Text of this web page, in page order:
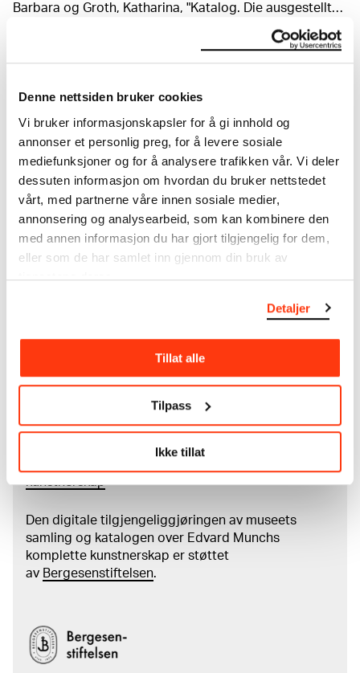
Denne nettsiden bruker cookies
Vi bruker informasjonskapsler for å gi innhold og
annonser et personlig preg, for å levere sosiale
mediefunksjoner og for å analysere trafikken vår. Vi deler
dessuten informasjon om hvordan du bruker nettstedet
vårt, med partnerne våre innen sosiale medier,
annonsering og analysearbeid, som kan kombinere den
med annen informasjon du har gjort tilgjengelig for dem,
eller som de har samlet inn gjennom din bruk av
tjenestene deres.
Detaljer
Tillat alle
Tilpass
Ikke tillat
Barbara og Groth, Katharina, "Katalog. Die ausgestellten
Werke", Edvard Munch – Rätsel hinter der Leinwand,
utst.kat. Kunsthalle Bremen, Bremen 2011, kat.nr. 33, s.
94ff Eggum, Arne, "Munch et le fauvisme", Munch et la
Edvard Munch. Der Lebensfries für Max Reinhardts
Kammerspiele, utst.kat., Nationalgalerie Berlin, 1978,
I verkskatalogen kan du søke i hele Edvard Munchs
kunstnerskap. Verkskatalogen utbedres jevnlig i
samsvar med den nyeste forskningen. Vi tar
forbehold om at feil kan forekomme.
MUNCHs samling består av over 42 000 unike
museumsobjekter, inkludert nærmere 27 000 unike
kunstverk. I tillegg til den ekstraordinære samlingen
somEdvard Munchtestamenterte til Oslo
kommune i 1940, rommer museet også samlingene
samling
Les mer om bruk av våre avfotograferinger og
kreditering
kunstnerskap
Den digitale tilgjengeliggjøringen av museets
samling og katalogen over Edvard Munchs
komplette kunstnerskap er støttet
av Bergesenstiftelsen.